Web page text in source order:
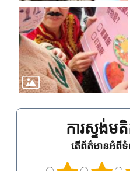
ការស្ទង់ម
តើព័ត៌មានអំពី